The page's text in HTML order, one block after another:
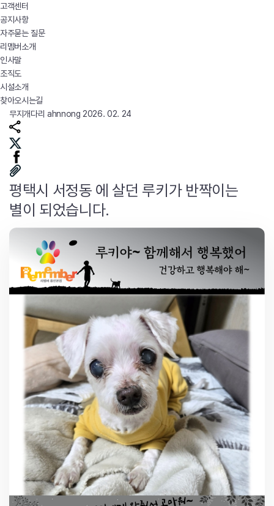
고객센터
공지사항
자주묻는 질문
리멤버소개
인사말
조직도
시설소개
찾아오시는길
무지개다리 ahnnong 2026. 02. 24
평택시 서정동 에 살던 루키가 반짝이는
별이 되었습니다.